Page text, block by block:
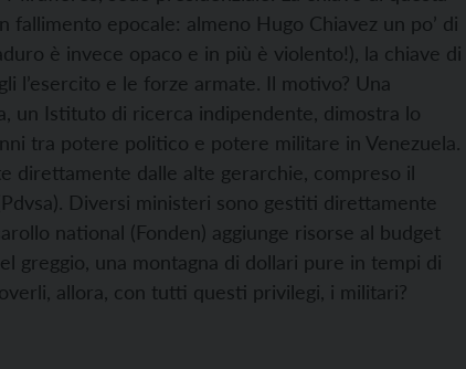
epocale: almeno Hugo Chiavez un po’ di
è invece opaco e in più è violento!), la chiave di
l’esercito e le forze armate. Il motivo? Una
un Istituto di ricerca indipendente, dimostra lo
tra potere politico e potere militare in Venezuela.
direttamente dalle alte gerarchie, compreso il
Diversi ministeri sono gestiti direttamente
national (Fonden) aggiunge risorse al budget
greggio, una montagna di dollari pure in tempi di
allora, con tutti questi privilegi, i militari?